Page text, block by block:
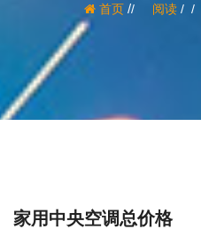
首页/ 阅读/
家用中央空调总价格